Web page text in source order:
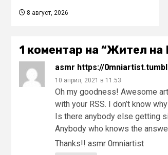
8 август, 2026
1 коментар на “Жител на
asmr https://
10 април, 2021 в 11:53
Oh my goodness! Awesome
with your RSS. I don’t know
Is there anybody else getting
Anybody who knows the
Thanks!! asmr 0mniartist